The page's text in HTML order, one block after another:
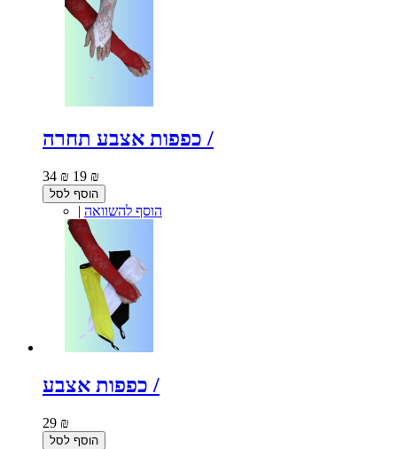
כפפות אצבע תחרה /
34 ₪ 19 ₪
הוסף לסל
| הוסף להשוואה
כפפות אצבע /
29 ₪
הוסף לסל